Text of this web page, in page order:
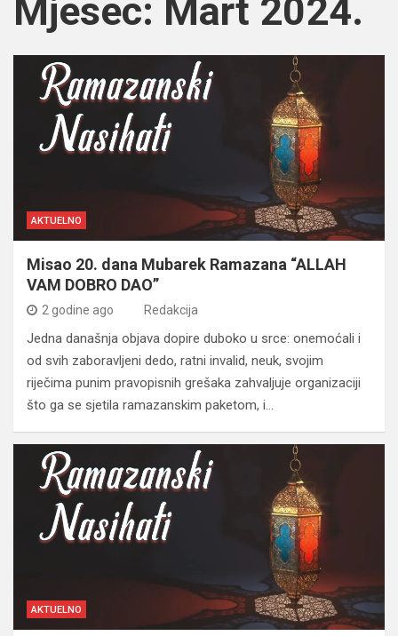
Mjesec: Mart 2024.
AKTUELNO
Misao 20. dana Mubarek Ramazana “ALLAH
VAM DOBRO DAO”
2 godine ago Redakcija
Jedna današnja objava dopire duboko u srce: onemoćali i
od svih zaboravljeni dedo, ratni invalid, neuk, svojim
riječima punim pravopisnih grešaka zahvaljuje organizaciji
što ga se sjetila ramazanskim paketom, i…
AKTUELNO